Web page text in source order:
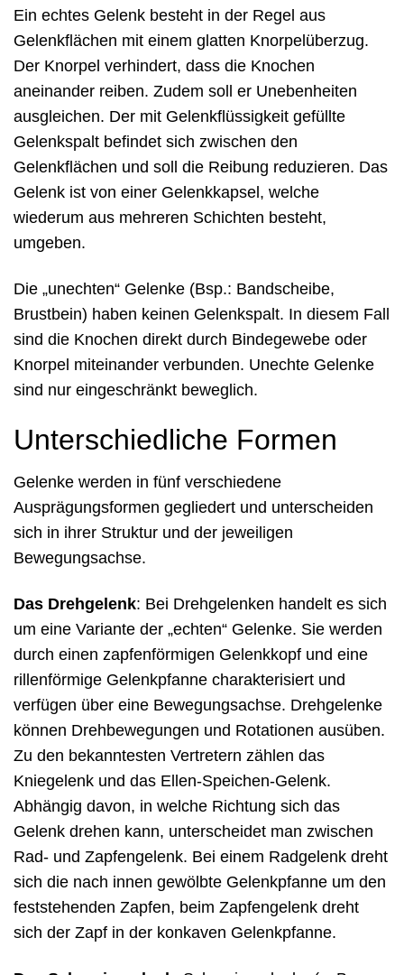
Ein echtes Gelenk besteht in der Regel aus
Gelenkflächen mit einem glatten Knorpelüberzug.
Der Knorpel verhindert, dass die Knochen
aneinander reiben. Zudem soll er Unebenheiten
ausgleichen. Der mit Gelenkflüssigkeit gefüllte
Gelenkspalt befindet sich zwischen den
Gelenkflächen und soll die Reibung reduzieren. Das
Gelenk ist von einer Gelenkkapsel, welche
wiederum aus mehreren Schichten besteht,
umgeben.
Die „unechten“ Gelenke (Bsp.: Bandscheibe,
Brustbein) haben keinen Gelenkspalt. In diesem Fall
sind die Knochen direkt durch Bindegewebe oder
Knorpel miteinander verbunden. Unechte Gelenke
sind nur eingeschränkt beweglich.
Unterschiedliche Formen
Gelenke werden in fünf verschiedene
Ausprägungsformen gegliedert und unterscheiden
sich in ihrer Struktur und der jeweiligen
Bewegungsachse.
Das Drehgelenk: Bei Drehgelenken handelt es sich
um eine Variante der „echten“ Gelenke. Sie werden
durch einen zapfenförmigen Gelenkkopf und eine
rillenförmige Gelenkpfanne charakterisiert und
verfügen über eine Bewegungsachse. Drehgelenke
können Drehbewegungen und Rotationen ausüben.
Zu den bekanntesten Vertretern zählen das
Kniegelenk und das Ellen-Speichen-Gelenk.
Abhängig davon, in welche Richtung sich das
Gelenk drehen kann, unterscheidet man zwischen
Rad- und Zapfengelenk. Bei einem Radgelenk dreht
sich die nach innen gewölbte Gelenkpfanne um den
feststehenden Zapfen, beim Zapfengelenk dreht
sich der Zapf in der konkaven Gelenkpfanne.